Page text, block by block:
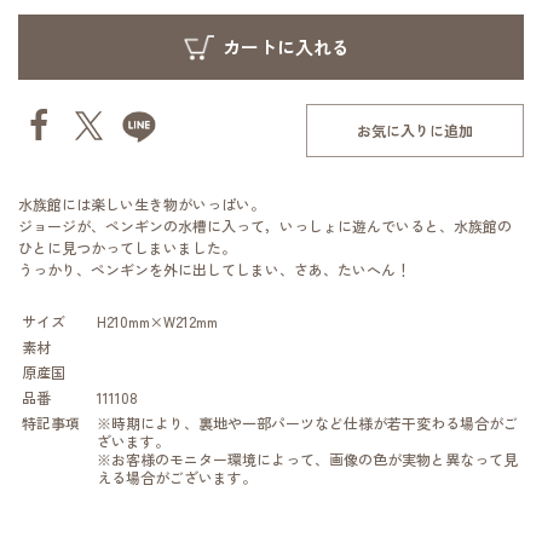
お気に入りに追加
水族館には楽しい生き物がいっぱい。
ジョージが、ペンギンの水槽に入って，いっしょに遊んでいると、水族館の
ひとに見つかってしまいました。
うっかり、ペンギンを外に出してしまい、さあ、たいへん！
サイズ
H210mm×W212mm
素材
原産国
品番
111108
特記事項
※時期により、裏地や一部パーツなど仕様が若干変わる場合がご
ざいます。
※お客様のモニター環境によって、画像の色が実物と異なって見
える場合がございます。